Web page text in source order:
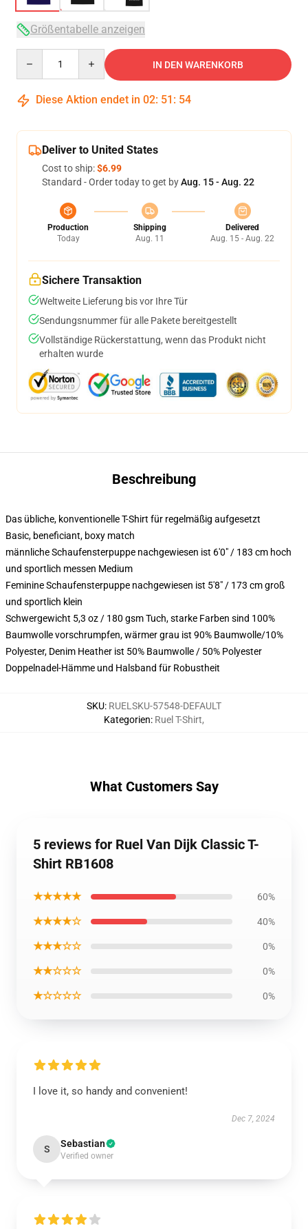
Größentabelle anzeigen
IN DEN WARENKORB
Diese Aktion endet in 02: 51 : 53
Deliver to United States
Cost to ship:$6.99
Standard - Order today to get byAug. 15 - Aug. 22
Production
Today
Shipping
Aug. 11
Delivered
Aug. 15 - Aug. 22
Sichere Transaktion
Weltweite Lieferung bis vor Ihre Tür
Sendungsnummer für alle Pakete bereitgestellt
Vollständige Rückerstattung, wenn das Produkt nicht
erhalten wurde
Beschreibung
Das übliche, konventionelle T-Shirt für regelmäßig aufgesetzt
Basic, beneficiant, boxy match
männliche Schaufensterpuppe nachgewiesen ist 6'0" / 183 cm hoch
und sportlich messen Medium
Feminine Schaufensterpuppe nachgewiesen ist 5'8" / 173 cm groß
und sportlich klein
Schwergewicht 5,3 oz / 180 gsm Tuch, starke Farben sind 100%
Baumwolle vorschrumpfen, wärmer grau ist 90% Baumwolle/10%
Polyester, Denim Heather ist 50% Baumwolle / 50% Polyester
Doppelnadel-Hämme und Halsband für Robustheit
SKU: RUELSKU-57548-DEFAULT
Kategorien: Ruel T-Shirt,
What Customers Say
5 reviews for Ruel Van Dijk Classic T-
Shirt RB1608
★★★★★ 60%
★★★★☆ 40%
★★★☆☆ 0%
★★☆☆☆ 0%
★☆☆☆☆ 0%
I love it, so handy and convenient!
Dec 7, 2024
S Sebastian
Verified owner